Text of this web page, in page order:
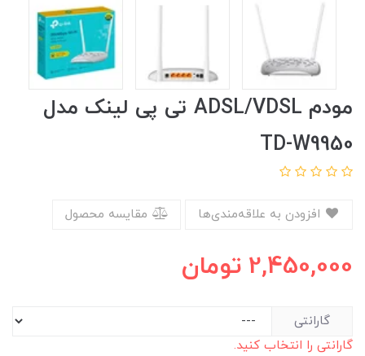
مودم ADSL/VDSL تی پی لینک مدل
TD-W9950
مقایسه محصول
2,450,000 تومان
گارانتی
گارانتی را انتخاب کنید.